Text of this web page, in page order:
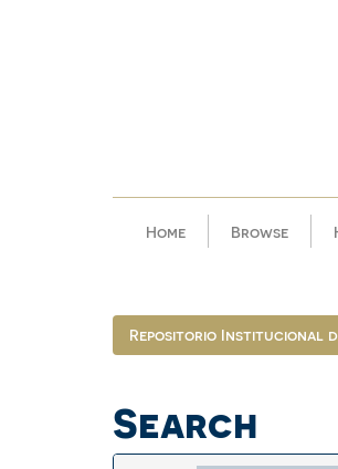
Home Browse
Repositorio Institucional
Search